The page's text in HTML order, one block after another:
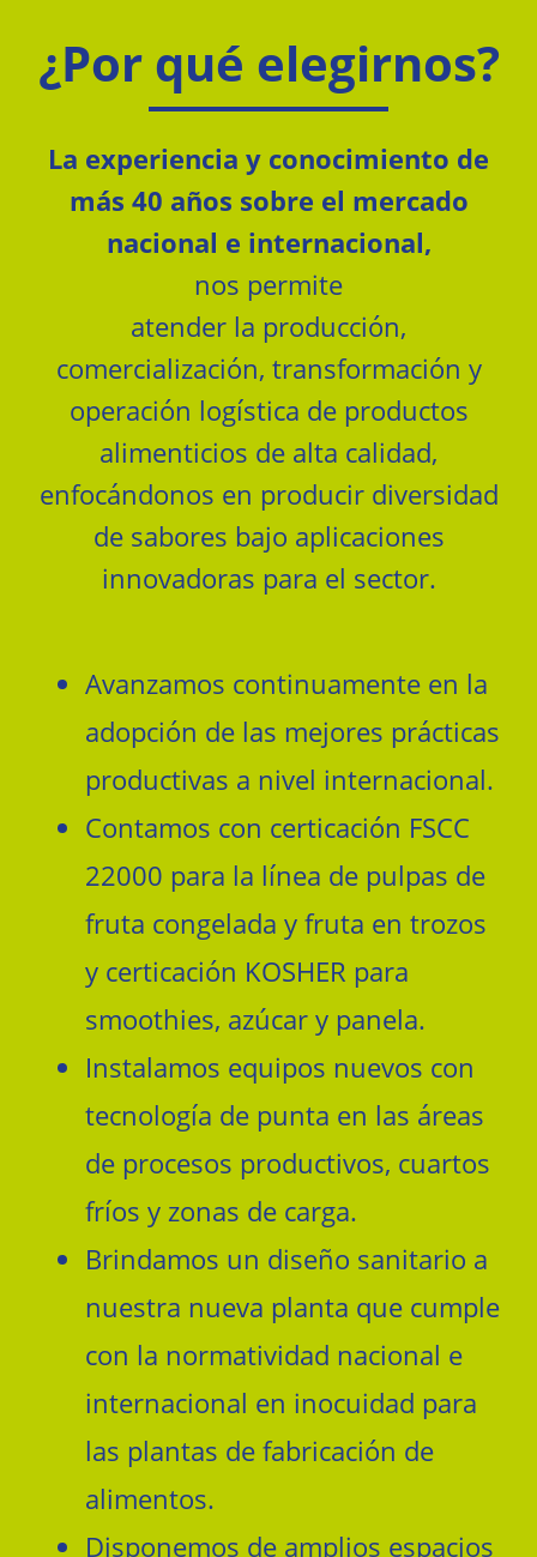
¿Por qué elegirnos?
La experiencia y conocimiento de
más 40 años sobre el mercado
nacional e internacional,
nos permite
atender la producción,
comercialización, transformación y
operación logística de productos
alimenticios de alta calidad,
enfocándonos en producir diversidad
de sabores bajo aplicaciones
innovadoras para el sector.
Avanzamos continuamente en la
adopción de las mejores prácticas
productivas a nivel internacional.
Contamos con certicación FSCC
22000 para la línea de pulpas de
fruta congelada y fruta en trozos
y certicación KOSHER para
smoothies, azúcar y panela.
Instalamos equipos nuevos con
tecnología de punta en las áreas
de procesos productivos, cuartos
fríos y zonas de carga.
Brindamos un diseño sanitario a
nuestra nueva planta que cumple
con la normatividad nacional e
internacional en inocuidad para
las plantas de fabricación de
alimentos.
Disponemos de amplios espacios